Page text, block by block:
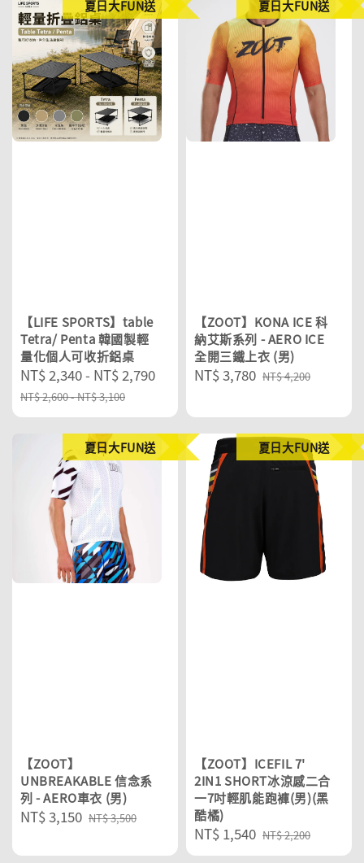
夏日大FUN送
【LIFE SPORTS】table
Tetra/ Penta 韓國製輕
量化個人可收折鋁桌
Sale
price
NT$ 2,340- NT$ 2,790
Regular
NT$ 2,600-NT$ 3,100
夏日大FUN送
【ZOOT】KONA ICE 科
納艾斯系列 - AERO ICE
全開三鐵上衣 (男)
Sale
NT$ 3,780 Regular
NT$ 4,200
夏日大FUN送
【ZOOT】
UNBREAKABLE 信念系
列 - AERO車衣 (男)
Sale
NT$ 3,150 Regular
NT$ 3,500
夏日大FUN送
【ZOOT】ICEFIL 7'
2IN1 SHORT冰涼感二合
一7吋輕肌能跑褲(男)(黑
酷橘)
Sale
price
NT$ 1,540 Regular
price
NT$ 2,200